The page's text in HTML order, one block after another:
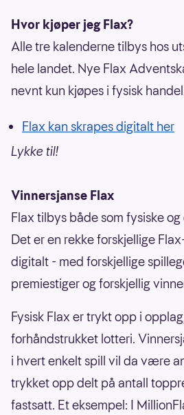
Hvor kjøper jeg Flax?
Alle tre kalenderne tilbys hos
hele landet. Nye Flax
nevnt kun kjøpes i fysisk
Flax kan skrapes digitalt her
Lykke til!
Vinnersjanse Flax
Flax tilbys både som fysiske
Det er en rekke forskjellige
digitalt - med forskjellige
premiestiger og forskjellig
Fysisk Flax er trykt opp i
forhåndstrukket lotteri.
i hvert enkelt spill vil da være
trykket opp delt på antall
fastsatt. Et eksempel: I